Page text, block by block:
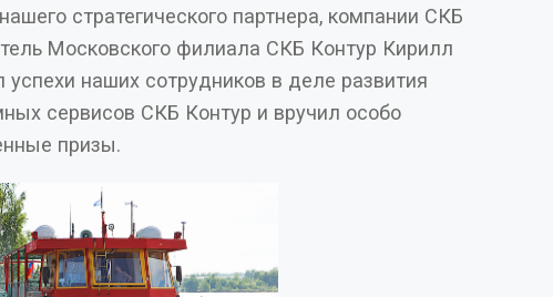
компании СКБ
филиала СКБ Контур Кирилл
наших сотрудников в деле развития
сервисов СКБ Контур и вручил особо
отличившимся ценные призы.